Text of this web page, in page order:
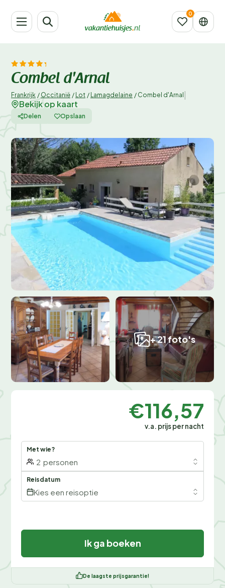
Combel d'Arnal
Frankrijk / Occitanië / Lot / Lamagdelaine / Combel d'Arnal
Bekijk op kaart
Delen Opslaan
+ 21 foto's
€116,57
v.a. prijs per nacht
Met wie?
2 personen
Reisdatum
Kies een reisoptie
Ik ga boeken
De laagste prijsgarantie!